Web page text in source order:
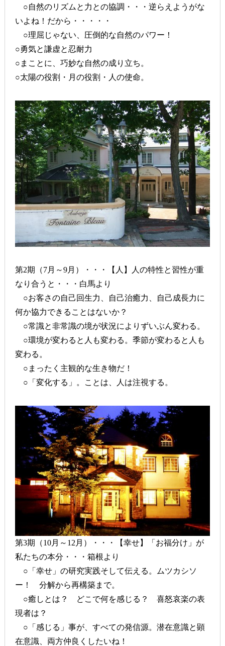
○自然のリズムと力との協調・・・逆らえようがな
いよね！だから・・・・・
○理屈じゃない、圧倒的な自然のパワー！
○勇気と謙虚と忍耐力
○まことに、巧妙な自然の成り立ち。
○太陽の役割・月の役割・人の使命。
第2期（7月～9月）・・・【人】人の特性と習性が重
なり合うと・・・白馬より
○お客さの自己回生力、自己治癒力、自己成長力に
何か協力できることはないか？
○常識と非常識の境が状況によりずいぶん変わる。
○環境が変わると人も変わる。季節が変わると人も
変わる。
○まったく主観的な生き物だ！
○「変化する」。ことは、人は注視する。
第3期（10月～12月）・・・【幸せ】「お福分け」が
私たちの本分・・・箱根より
○「幸せ」の研究実践そして伝える。ムツカシソ
ー！ 分解から再構築まで。
○癒しとは？ どこで何を感じる？ 喜怒哀楽の表
現者は？
○「感じる」事が、すべての発信源。潜在意識と顕
在意識、両方仲良くしたいね！